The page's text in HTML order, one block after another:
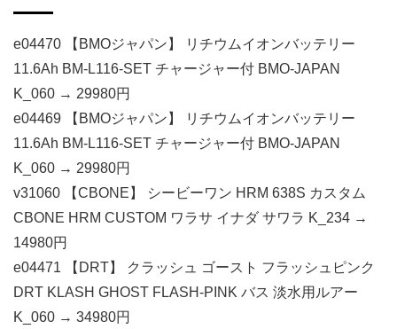
e04470 【BMOジャパン】 リチウムイオンバッテリー
11.6Ah BM-L116-SET チャージャー付 BMO-JAPAN
K_060 → 29980円
e04469 【BMOジャパン】 リチウムイオンバッテリー
11.6Ah BM-L116-SET チャージャー付 BMO-JAPAN
K_060 → 29980円
v31060 【CBONE】 シービーワン HRM 638S カスタム
CBONE HRM CUSTOM ワラサ イナダ サワラ K_234 →
14980円
e04471 【DRT】 クラッシュ ゴースト フラッシュピンク
DRT KLASH GHOST FLASH-PINK バス 淡水用ルアー
K_060 → 34980円